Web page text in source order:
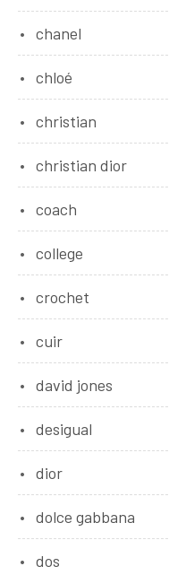
chanel
chloé
christian
christian dior
coach
college
crochet
cuir
david jones
desigual
dior
dolce gabbana
dos